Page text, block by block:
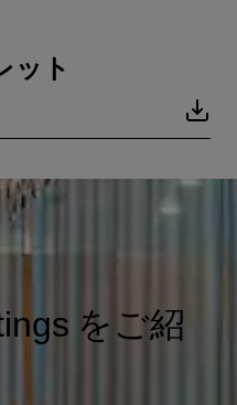
ット
をご紹